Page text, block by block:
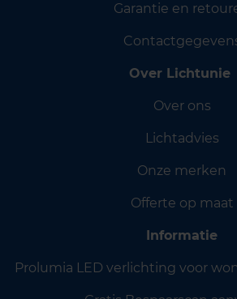
Garantie en
Over Lichtunie
Over ons
Lichtadvies
Onze merken
Offerte op maat
Informatie
Prolumia LED verlichting voor